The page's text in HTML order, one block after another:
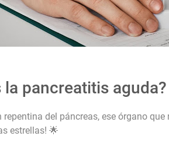
la pancreatitis aguda?
del páncreas, ese órgano
estrellas! 🌟